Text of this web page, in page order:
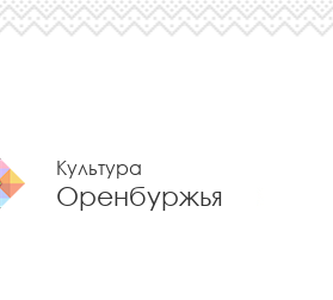
Культура
Оренбуржья